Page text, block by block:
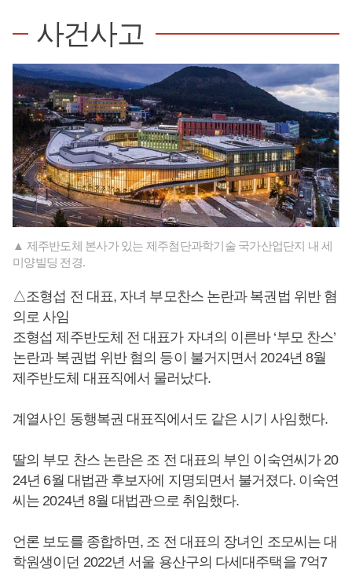
사건사고
▲ 제주반도체 본사가 있는 제주첨단과학기술 국가산업단지 내 세
미양빌딩 전경.
△조형섭 전 대표, 자녀 부모찬스 논란과 복권법 위반 혐
의로 사임
조형섭 제주반도체 전 대표가 자녀의 이른바 ‘부모 찬스’
논란과 복권법 위반 혐의 등이 불거지면서 2024년 8월
제주반도체 대표직에서 물러났다.
계열사인 동행복권 대표직에서도 같은 시기 사임했다.
딸의 부모 찬스 논란은 조 전 대표의 부인 이숙연씨가 20
24년 6월 대법관 후보자에 지명되면서 불거졌다. 이숙연
씨는 2024년 8월 대법관으로 취임했다.
언론 보도를 종합하면, 조 전 대표의 장녀인 조모씨는 대
학원생이던 2022년 서울 용산구의 다세대주택을 7억7